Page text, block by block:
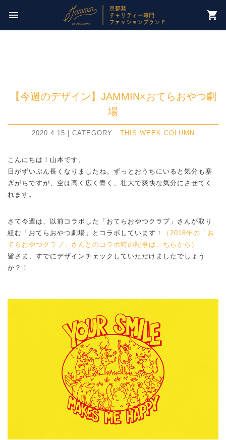
今週のチャリティー先は
【 NPO法人パレスチナ子どものキャンペーン 】
menu shopping_cart
【今週のデザイン】JAMMIN×おてらおやつ劇
場
2020.4.15 | CATEGORY : THIS WEEK COLUMN
こんにちは！山本です。
日がずいぶん長くなりましたね。ずっとおうちにいると気分も塞
ぎがちですが、空は高く広く青く、壮大で爽快な気分にさせてく
れます。
さて今週は、以前コラボした「おてらおやつクラブ」さんが取り
組む「おてらおやつ劇場」とコラボしています！
（2018年の「お
てらおやつクラブ」さんとのコラボ時の記事はこちらから）
皆さま、すでにデザインチェックしていただけましたでしょう
か？！